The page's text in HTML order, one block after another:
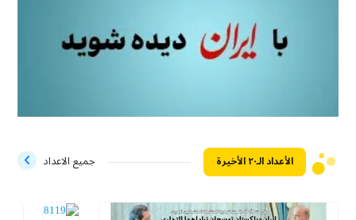
الأعداد الـ۲۰ الأخيرة جميع الاعداد